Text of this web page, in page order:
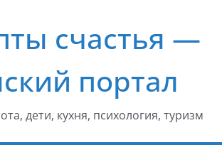
счастья —
портал
дети, кухня, психология, туризм